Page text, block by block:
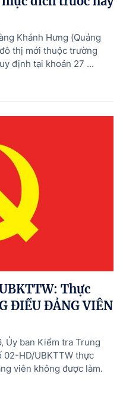
Khánh Hưng (Quảng
thị mới thuộc trường
định tại khoản 27 ...
Thực
ĐIỀU ĐẢNG VIÊN
Ủy ban Kiểm tra Trung
02-HD/UBKTTW thực
viên không được làm.